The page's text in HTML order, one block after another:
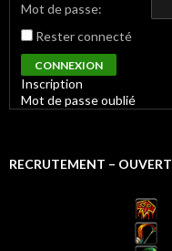
Mot de passe:
Rester connecté
CONNEXION
Inscription
Mot de passe oublié
RECRUTEMENT – OUVERT